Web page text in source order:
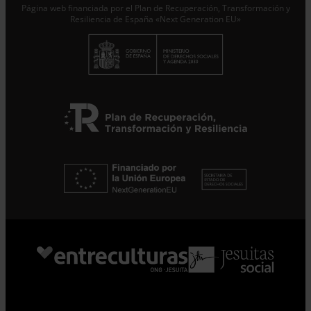
Página web financiada por el Plan de Recuperación, Transformación y
Resiliencia de España «Next Generation EU»